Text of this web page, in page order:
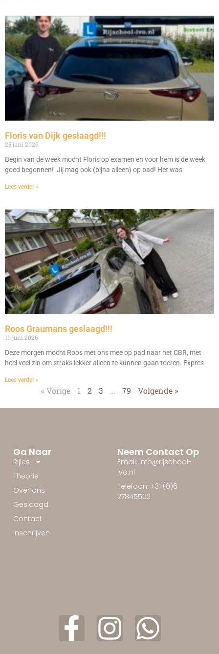
Floris van Dijk geslaagd!!!
25 juni 2026
Begin van de week mocht Floris op examen en voor hem is de week
goed begonnen! Jij mag ook (bijna alleen) op pad! Het was
Lees verder »
Roos Graumans geslaagd!!!
16 juni 2026
Deze morgen mocht Roos met ons mee op pad naar het CBR, met
heel veel zin om straks lekker alleen te kunnen gaan toeren. Expres
Lees verder »
« Vorige 1 2 3 … 79 Volgende »
Ga Naar
Rijles
Theorie
Over ons
Geslaagd!
Contact
Inschrijven
Neem Contact Op
Email: info@rijschool-
ivo.nl
Telefoon: +31 (0)6
27845502